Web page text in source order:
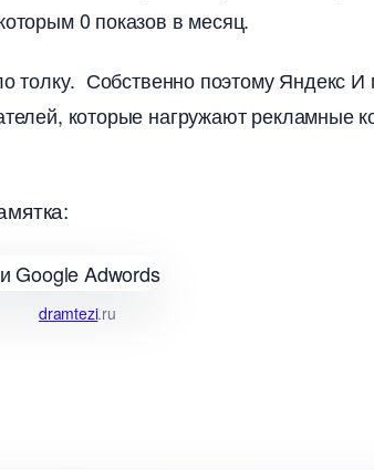
0 показов в месяц.
толку. Собственно поэтому Яндекс И
которые нагружают рекламные
dramtezi.ru